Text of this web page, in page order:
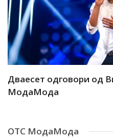
Дваесет одговори од
МодаМода
ОТС МодаМода